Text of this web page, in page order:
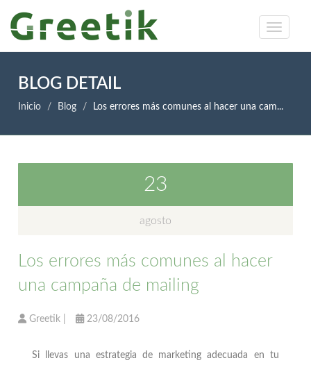
BLOG DETAIL
Inicio Blog Los errores más comunes al hacer una cam...
23
agosto
Los errores más comunes al hacer
una campaña de mailing
Greetik 23/08/2016
Si llevas una estrategia de marketing adecuada en tu